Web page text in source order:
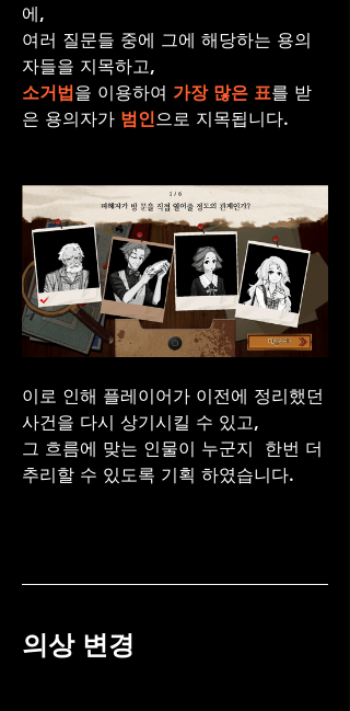
에,
여러 질문들 중에 그에 해당하는 용의
자들을 지목하고,
소거법을 이용하여 가장 많은 표를 받
은 용의자가 범인 으로 지목됩니다.
이로 인해 플레이어가 이전에 정리했던
사건을 다시 상기시킬 수 있고,
그 흐름에 맞는 인물이 누군지  한번 더
추리할 수 있도록 기획 하였습니다.
의상 변경